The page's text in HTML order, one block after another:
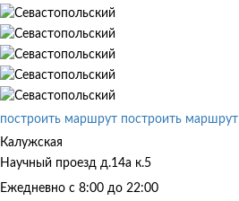
построить маршрут построить маршрут
Калужская
Научный проезд д.14а к.5
Ежедневно с 8:00 до 22:00